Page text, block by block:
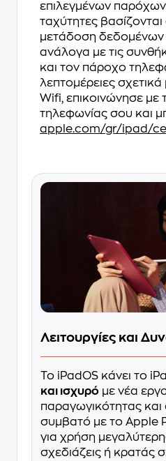
επιλεγμένων
ταχύτητες
μετάδοση δεδομένων
ανάλογα με τις
και τον πάροχο
λεπτομέρειες
Wifi, επικοινώνησε με
τηλεφωνίας σου και
apple.com/gr/ipad/
Λειτουργίες και
Το iPadOS κάνει το
και ισχυρό με νέα
παραγωγικότητας και
συμβατό με το Apple
για χρήση
σχεδιάζεις ή κρατάς